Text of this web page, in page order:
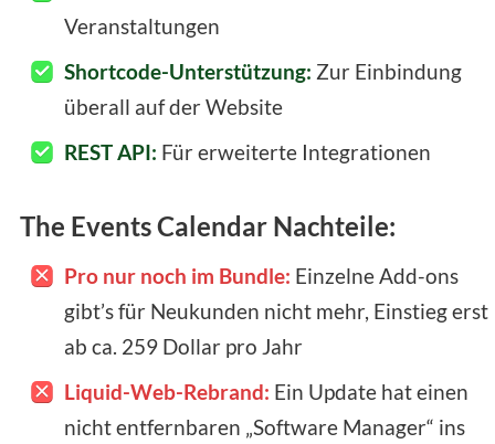
Veranstaltungen
Shortcode-Unterstützung: Zur Einbindung
überall auf der Website
REST API: Für erweiterte Integrationen
The Events Calendar Nachteile:
Pro nur noch im Bundle: Einzelne Add-ons
gibt’s für Neukunden nicht mehr, Einstieg erst
ab ca. 259 Dollar pro Jahr
Liquid-Web-Rebrand: Ein Update hat einen
nicht entfernbaren „Software Manager“ ins